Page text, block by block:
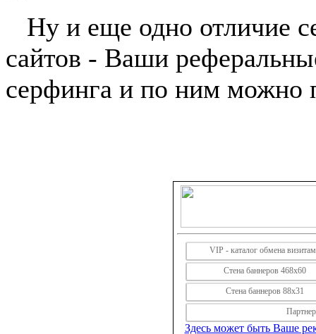
Ну и еще одно отличие
сайтов - Ваши
серфинга и по ним можно
VIP - каталог обмена
Стена баннеров 468х60
Стена баннеров 88х31
Здесь может быть Ваше